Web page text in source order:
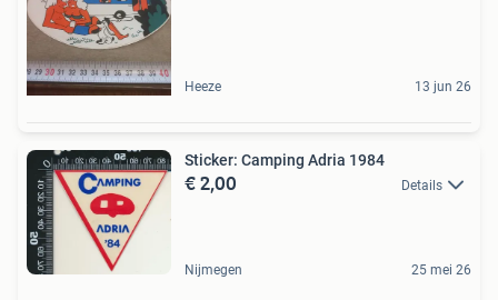
Heeze 13 jun 26
Sticker: Camping Adria 1984
€ 2,00 Details
Nijmegen 25 mei 26